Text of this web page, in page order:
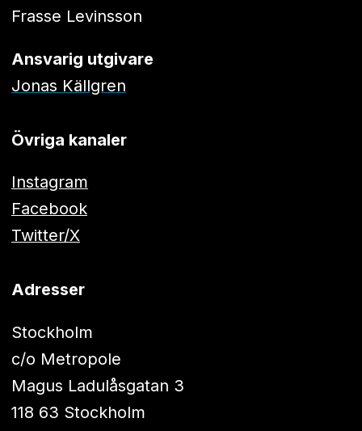
Frasse Levinsson
Ansvarig utgivare
Jonas Källgren
Övriga kanaler
Instagram
Facebook
Twitter/X
Adresser
Stockholm
c/o Metropole
Magus Ladulåsgatan 3
118 63 Stockholm